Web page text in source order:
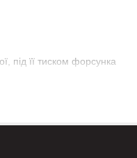
під її тиском форсунка
на рівні з грунтом і